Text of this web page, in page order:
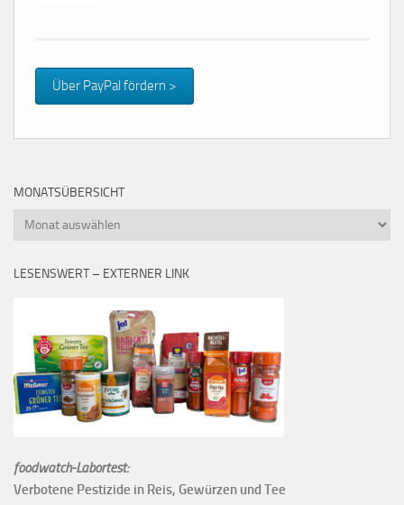
Über PayPal fördern >
MONATSÜBERSICHT
Monatsübersicht
LESENSWERT – EXTERNER LINK
foodwatch-Labortest:
Verbotene Pestizide in Reis, Gewürzen und Tee